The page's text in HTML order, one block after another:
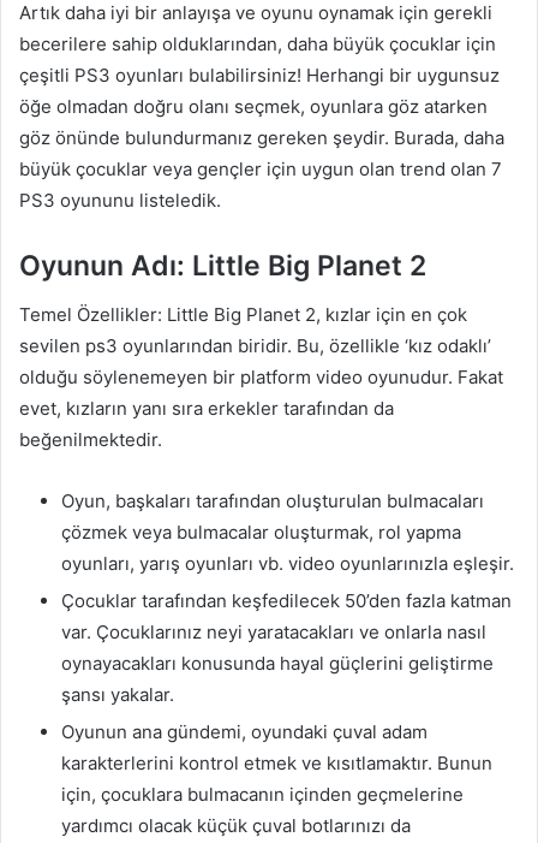
Artık daha iyi bir anlayışa ve oyunu oynamak için gerekli
becerilere sahip olduklarından, daha büyük çocuklar için
çeşitli PS3 oyunları bulabilirsiniz! Herhangi bir uygunsuz
öğe olmadan doğru olanı seçmek, oyunlara göz atarken
göz önünde bulundurmanız gereken şeydir. Burada, daha
büyük çocuklar veya gençler için uygun olan trend olan 7
PS3 oyununu listeledik.
Oyunun Adı: Little Big Planet 2
Temel Özellikler: Little Big Planet 2, kızlar için en çok
sevilen ps3 oyunlarından biridir. Bu, özellikle ‘kız odaklı’
olduğu söylenemeyen bir platform video oyunudur. Fakat
evet, kızların yanı sıra erkekler tarafından da
beğenilmektedir.
Oyun, başkaları tarafından oluşturulan bulmacaları
çözmek veya bulmacalar oluşturmak, rol yapma
oyunları, yarış oyunları vb. video oyunlarınızla eşleşir.
Çocuklar tarafından keşfedilecek 50’den fazla katman
var. Çocuklarınız neyi yaratacakları ve onlarla nasıl
oynayacakları konusunda hayal güçlerini geliştirme
şansı yakalar.
Oyunun ana gündemi, oyundaki çuval adam
karakterlerini kontrol etmek ve kısıtlamaktır. Bunun
için, çocuklara bulmacanın içinden geçmelerine
yardımcı olacak küçük çuval botlarınızı da